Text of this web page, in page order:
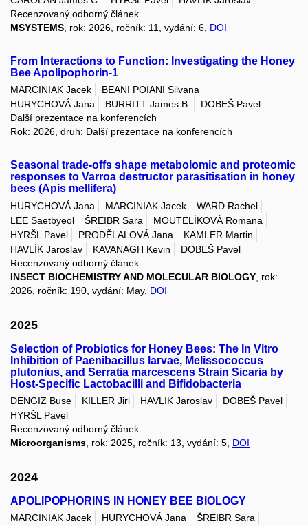
Recenzovaný odborný článek
MSYSTEMS , rok: 2026, ročník: 11, vydání: 6, DOI
From Interactions to Function: Investigating the Honey
Bee Apolipophorin-1
MARCINIAK Jacek
BEANI POIANI Silvana
HURYCHOVÁ Jana
BURRITT James B.
DOBEŠ Pavel
Další prezentace na konferencích
Rok: 2026, druh: Další prezentace na konferencích
Seasonal trade-offs shape metabolomic and proteomic
responses to Varroa destructor parasitisation in honey
bees (Apis mellifera)
HURYCHOVÁ Jana MARCINIAK Jacek
WARD Rachel
LEE Saetbyeol
ŠREIBR Sara
MOUTELÍKOVÁ Romana
HYRŠL Pavel
PRODĚLALOVÁ Jana
KAMLER Martin
HAVLÍK Jaroslav
KAVANAGH Kevin
DOBEŠ Pavel
Recenzovaný odborný článek
INSECT BIOCHEMISTRY AND MOLECULAR BIOLOGY, rok:
2026, ročník: 190, vydání: May, DOI
2025
Selection of Probiotics for Honey Bees: The In Vitro
Inhibition of Paenibacillus larvae, Melissococcus
plutonius, and Serratia marcescens Strain Sicaria by
Host-Specific Lactobacilli and Bifidobacteria
DENGIZ Buse KILLER Jiri HAVLIK Jaroslav
DOBEŠ Pavel
HYRŠL Pavel
Recenzovaný odborný článek
Microorganisms, rok: 2025, ročník: 13, vydání: 5, DOI
2024
APOLIPOPHORINS IN HONEY BEE BIOLOGY
MARCINIAK Jacek HURYCHOVÁ Jana
ŠREIBR Sara